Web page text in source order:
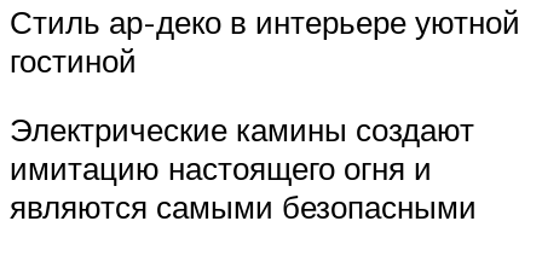
Стиль ар-деко в интерьере уютной
гостиной
Электрические камины создают
имитацию настоящего огня и
являются самыми безопасными